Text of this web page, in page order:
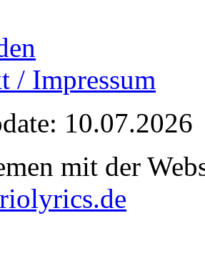
/ Impressum
10.07.2026
mit der